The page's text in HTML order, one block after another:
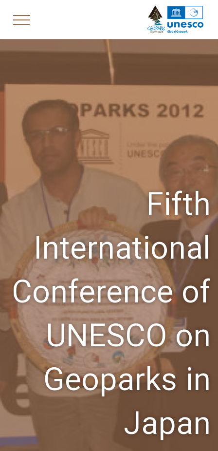
Fifth
International
Conference of
UNESCO on
Geoparks in
Japan